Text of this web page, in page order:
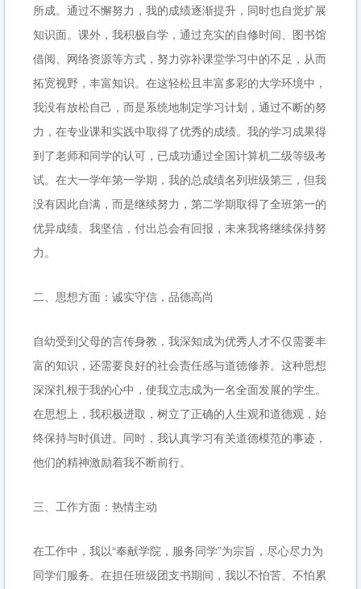
所成。通过不懈努力，我的成绩逐渐提升，同时也自觉扩展
知识面。课外，我积极自学，通过充实的自修时间、图书馆
借阅、网络资源等方式，努力弥补课堂学习中的不足，从而
拓宽视野，丰富知识。在这轻松且丰富多彩的大学环境中，
我没有放松自己，而是系统地制定学习计划，通过不断的努
力，在专业课和实践中取得了优秀的成绩。我的学习成果得
到了老师和同学的认可，已成功通过全国计算机二级等级考
试。在大一学年第一学期，我的总成绩名列班级第三，但我
没有因此自满，而是继续努力，第二学期取得了全班第一的
优异成绩。我坚信，付出总会有回报，未来我将继续保持努
力。
二、思想方面：诚实守信，品德高尚
自幼受到父母的言传身教，我深知成为优秀人才不仅需要丰
富的知识，还需要良好的社会责任感与道德修养。这种思想
深深扎根于我的心中，使我立志成为一名全面发展的学生。
在思想上，我积极进取，树立了正确的人生观和道德观，始
终保持与时俱进。同时，我认真学习有关道德模范的事迹，
他们的精神激励着我不断前行。
三、工作方面：热情主动
在工作中，我以“奉献学院，服务同学”为宗旨，尽心尽力为
同学们服务。在担任班级团支书期间，我以不怕苦、不怕累